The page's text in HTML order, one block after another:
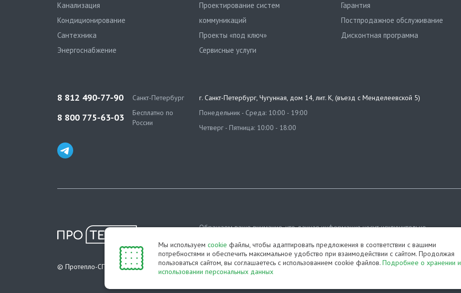
Мы используем cookie файлы, чтобы адаптировать предложения в соответствии с вашими
потребностями и обеспечить максимальное удобство при взаимодействии с сайтом. Продолжая
пользоваться сайтом, вы соглашаетесь с использованием cookie файлов. Подробнее о хранении и
использовании персональных данных
Канализация
Кондиционирование
Сантехника
Энергоснабжение
Проектирование систем
коммуникаций
Проекты «под ключ»
Сервисные услуги
Гарантия
Постпродажное обслуживание
Дисконтная программа
8 812 490-77-90 Санкт-Петербург
8 800 775-63-03
Бесплатно по
России
г. Санкт-Петербург, Чугунная, дом 14, лит. К, (въезд с Менделеевской 5)
Понедельник - Среда: 10:00 - 19:00
Четверг - Пятница: 10:00 - 18:00
© Протепло-СПб, 2011-2026
Обращаем ваше внимание, что данная информация носит исключительно
определяемой положениями Статьи 437 (2) Гражданского кодекса РФ.
Политика конфиденциальности Карта сайта